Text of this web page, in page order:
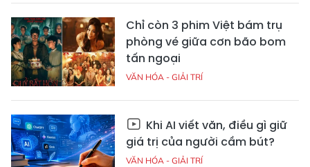
Chỉ còn 3 phim Việt bám trụ
phòng vé giữa cơn bão bom
tấn ngoại
VĂN HÓA - GIẢI TRÍ
Khi AI viết văn, điều gì giữ
giá trị của người cầm bút?
VĂN HÓA - GIẢI TRÍ